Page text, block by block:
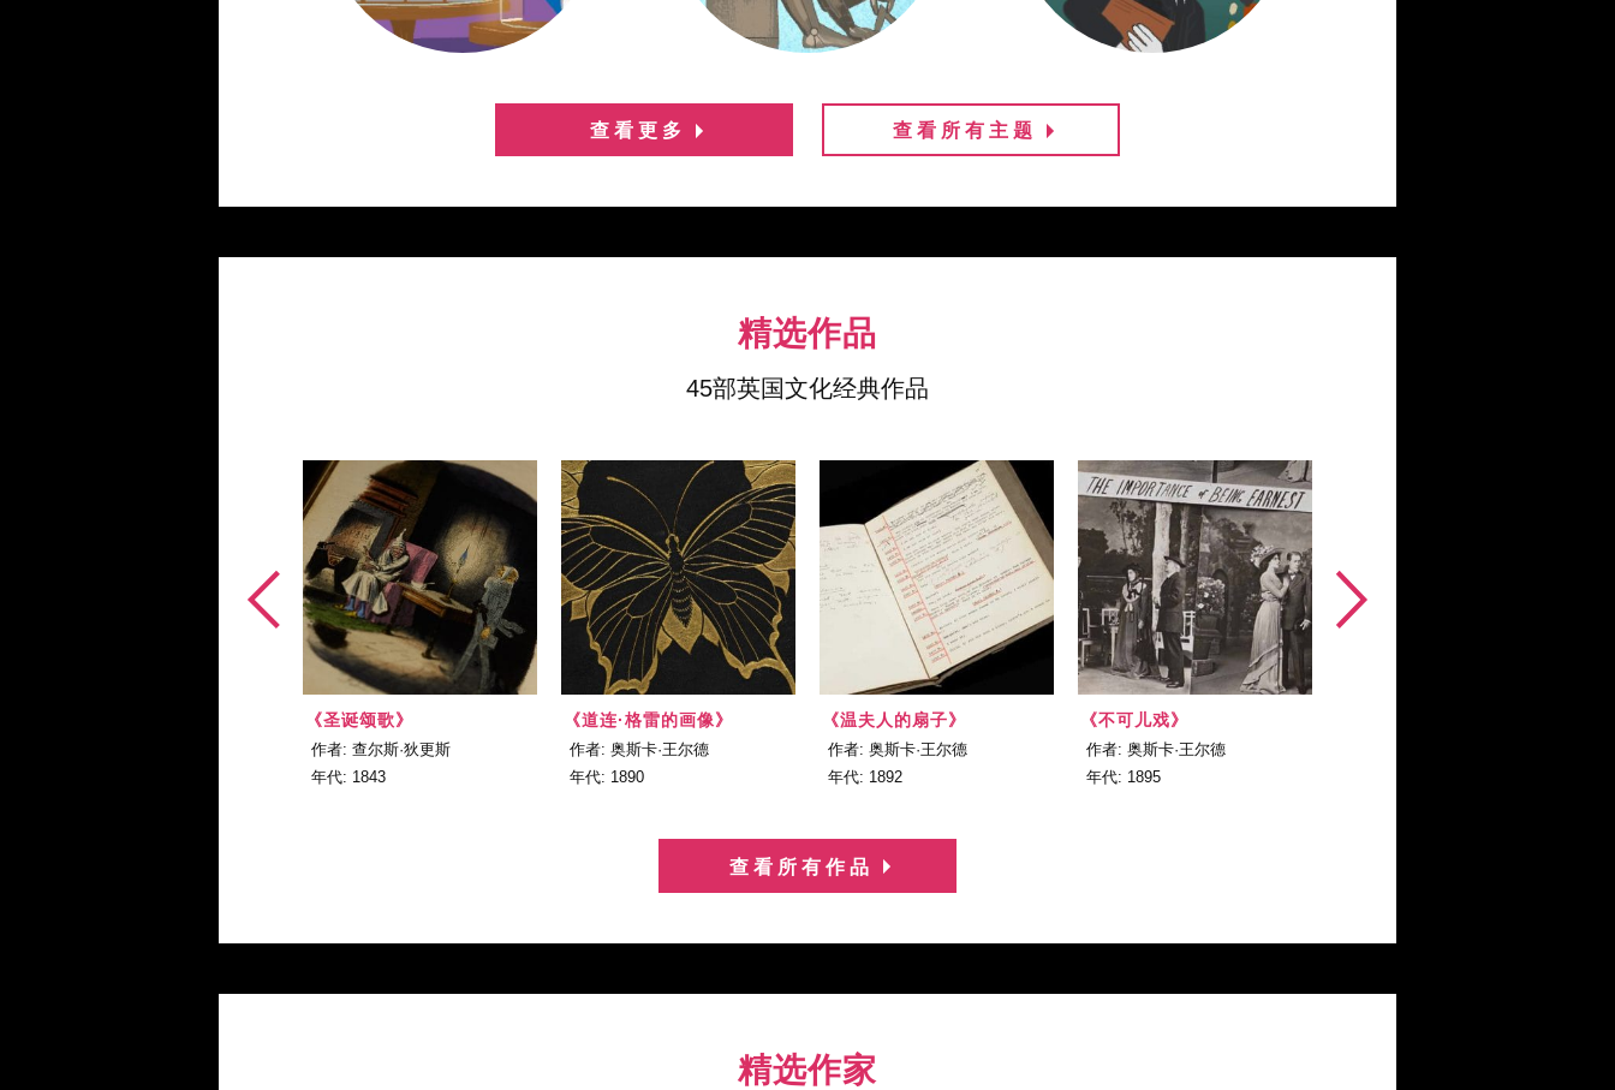
查看更多 查看所有主题
查看更多 查看所有主题
查看更多 查看所有主题
查看更多 查看所有主题
查看更多 查看所有主题
查看更多 查看所有主题
查看更多 查看所有主题
查看更多 查看所有主题
查看更多 查看所有主题
精选作品
45部英国文化经典作品
《圣诞颂歌》
作者: 查尔斯·狄更斯
年代: 1843
《道连·格雷的画像》
作者: 奥斯卡·王尔德
年代: 1890
《温夫人的扇子》
作者: 奥斯卡·王尔德
年代: 1892
《不可儿戏》
作者: 奥斯卡·王尔德
年代: 1895
查看所有作品
精选作家